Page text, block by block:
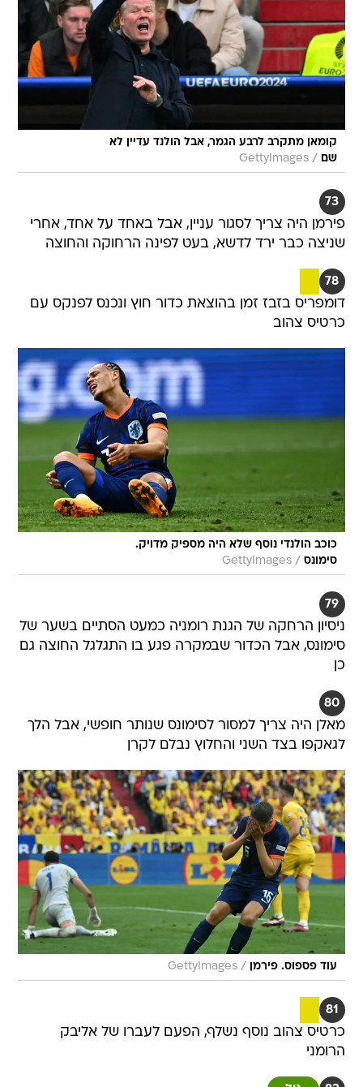
קומאן מתקרב לרבע הגמר, אבל הולנד עדיין לא
שם
/
GettyImages
73
פירמן היה צריך לסגור עניין, אבל באחד על אחד, אחרי
שניצה כבר ירד לדשא, בעט לפינה הרחוקה והחוצה
78
דומפריס בזבז זמן בהוצאת כדור חוץ ונכנס לפנקס עם
כרטיס צהוב
כוכב הולנדי נוסף שלא היה מספיק מדויק.
סימונס /
GettyImages
79
ניסיון הרחקה של הגנת רומניה כמעט הסתיים בשער של
סימונס, אבל הכדור שבמקרה פגע בו התגלגל החוצה גם
כן
80
מאלן היה צריך למסור לסימונס שנותר חופשי, אבל הלך
לגאקפו בצד השני והחלוץ נבלם לקרן
עוד פספוס. פירמן /
GettyImages
81
כרטיס צהוב נוסף נשלף, הפעם לעברו של אליבק
הרומני